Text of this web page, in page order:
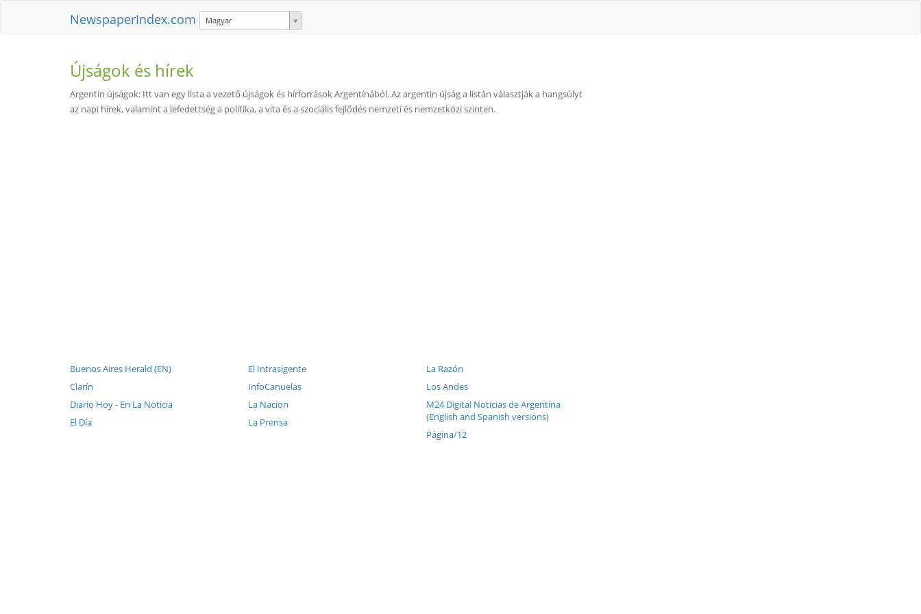
NewspaperIndex.com Magyar
Újságok és hírek
Argentin újságok: Itt van egy lista a vezető újságok és hírforrások Argentínából. Az argentin újság a listán választják a hangsúlyt
az napi hírek, valamint a lefedettség a politika, a vita és a szociális fejlődés nemzeti és nemzetközi szinten.
Buenos Aires Herald (EN)
Clarín
Diario Hoy - En La Noticia
El Día
El Intrasigente
InfoCanuelas
La Nacion
La Prensa
La Razón
Los Andes
M24 Digital Noticias de Argentina
(English and Spanish versions)
Página/12